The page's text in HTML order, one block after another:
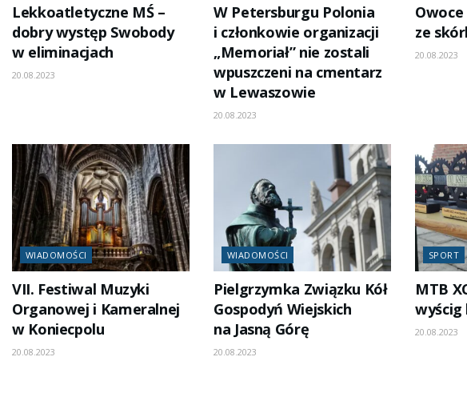
Lekkoatletyczne MŚ –
dobry występ Swobody
w eliminacjach
20.08.2023
W Petersburgu Polonia
i członkowie organizacji
„Memoriał” nie zostali
wpuszczeni na cmentarz
w Lewaszowie
20.08.2023
ze
20.08.2023
WIADOMOŚCI
VII. Festiwal Muzyki
Organowej i Kameralnej
w Koniecpolu
20.08.2023
WIADOMOŚCI
Pielgrzymka Związku Kół
Gospodyń Wiejskich
na Jasną Górę
20.08.2023
SPORT
MTB
wyścig
20.08.2023